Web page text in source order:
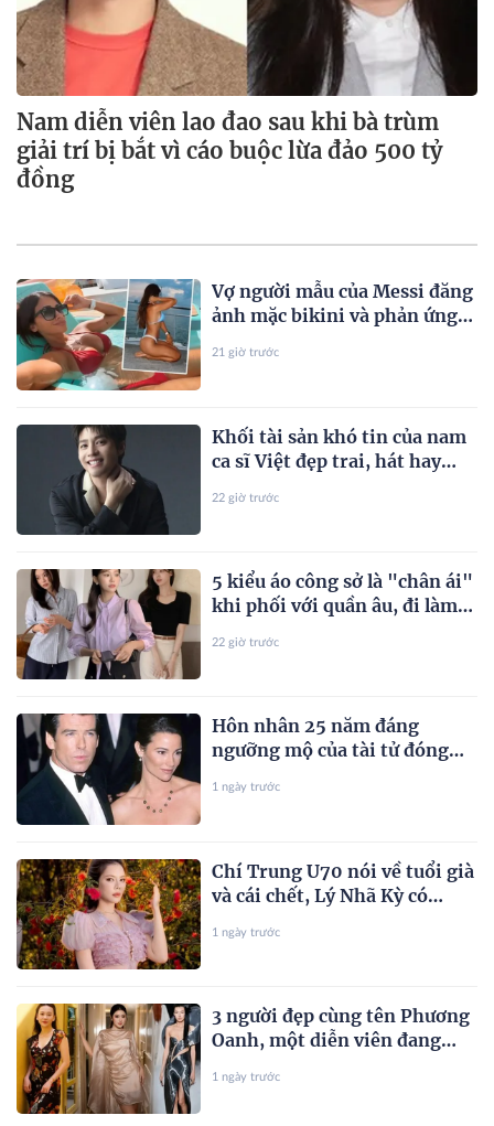
Nam diễn viên lao đao sau khi bà trùm
giải trí bị bắt vì cáo buộc lừa đảo 500 tỷ
đồng
Vợ người mẫu của Messi đăng
ảnh mặc bikini và phản ứng
21 giờ trước
Khối tài sản khó tin của nam
ca sĩ Việt đẹp trai, hát hay
22 giờ trước
5 kiểu áo công sở là "chân ái"
khi phối với quần âu, đi làm
22 giờ trước
Hôn nhân 25 năm đáng
ngưỡng mộ của tài tử đóng
tuổi
1 ngày trước
Chí Trung U70 nói về tuổi già
và cái chết, Lý Nhã Kỳ có
1 ngày trước
3 người đẹp cùng tên Phương
Oanh, một diễn viên đang
1 ngày trước